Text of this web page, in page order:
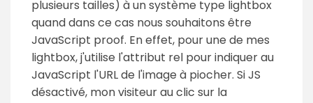
plusieurs tailles) à un système type lightbox
quand dans ce cas nous souhaitons être
JavaScript proof. En effet, pour une de mes
lightbox, j'utilise l'attribut rel pour indiquer au
JavaScript l'URL de l'image à piocher. Si JS
désactivé, mon visiteur au clic sur la